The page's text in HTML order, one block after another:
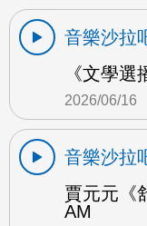
音樂沙拉
《文學
2026/06/16
音樂沙拉
賈元元《
AM